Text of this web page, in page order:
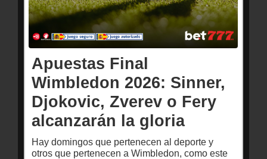
Apuestas Final
Wimbledon 2026: Sinner,
Djokovic, Zverev o Fery
alcanzarán la gloria
Hay domingos que pertenecen al deporte y
otros que pertenecen a Wimbledon, como este